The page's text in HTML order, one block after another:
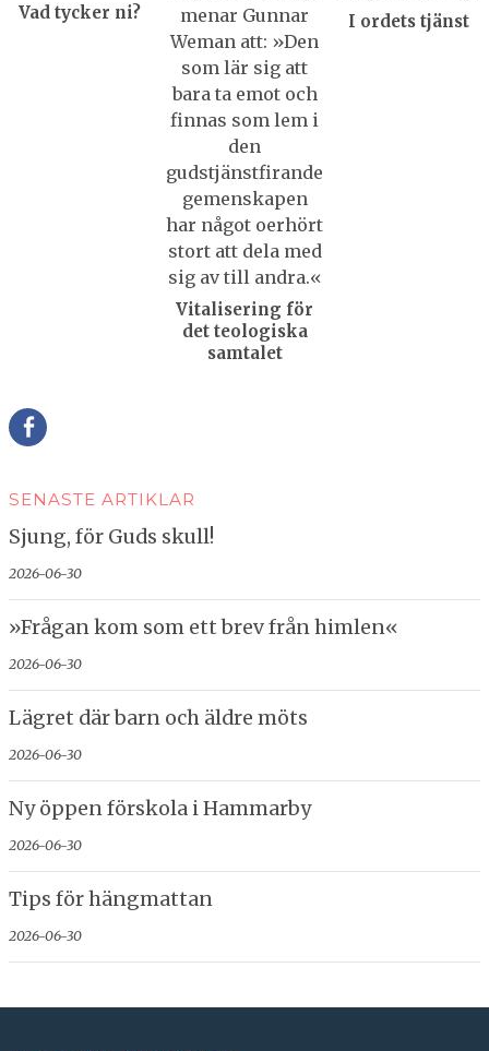
Vad tycker ni?
Vitalisering för
det teologiska
samtalet
I ordets tjänst
SENASTE ARTIKLAR
Sjung, för Guds skull!
2026-06-30
»Frågan kom som ett brev från himlen«
2026-06-30
Lägret där barn och äldre möts
2026-06-30
Ny öppen förskola i Hammarby
2026-06-30
Tips för hängmattan
2026-06-30